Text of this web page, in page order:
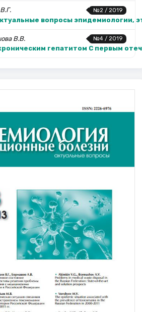
№2 / 2019
вопросы эпидемиологии,
№4 / 2019
В.В.
гепатитом С первым